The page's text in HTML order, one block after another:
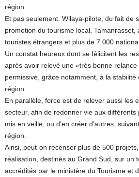
région.
Et pas seulement. Wilaya-pilote, du fait de
promotion du tourisme local, Tamanrasset,
touristes étrangers et plus de 7 000
Un constat heureux dont se félicitent les
après avoir relevé une «très bonne relance
permissive, grâce notamment, à la stabilité
région.
En parallèle, force est de relever aussi les
secteur, afin de redonner vie aux différents
mis en veille, ou d’en créer d’autres,
région.
Ainsi, peut-on recenser plus de 500
réalisation, destinés au Grand Sud, sur un
accrédités par le ministère du Tourisme et